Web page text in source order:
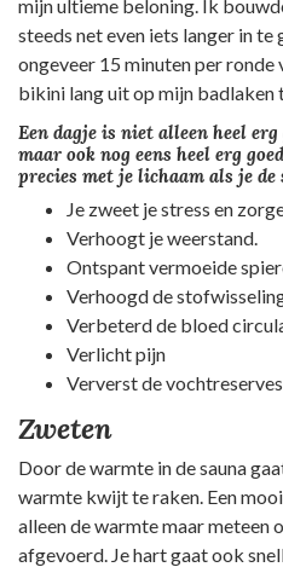
mijn ultieme beloning. Ik
steeds net even iets langer in te
ongeveer 15 minuten per
bikini lang uit op mijn badlaken
Een dagje is niet alleen heel
maar ook nog eens heel erg
precies met je lichaam als je
Je zweet je stress en
Verhoogt je weerstand.
Ontspant vermoeide
Verhoogd de
Verbeterd de bloed
Verlicht pijn
Ververst de vochtreserves.
Zweten
Door de warmte in de sauna
warmte kwijt te raken. Een
alleen de warmte maar
afgevoerd. Je hart gaat ook